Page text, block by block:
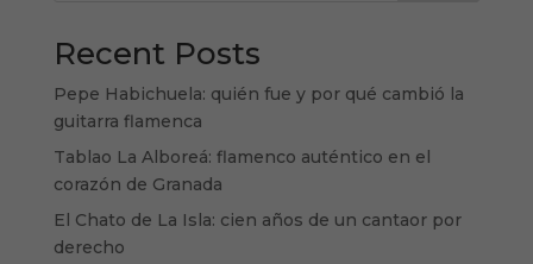
Recent Posts
Pepe Habichuela: quién fue y por qué cambió la
guitarra flamenca
Tablao La Alboreá: flamenco auténtico en el
corazón de Granada
El Chato de La Isla: cien años de un cantaor por
derecho